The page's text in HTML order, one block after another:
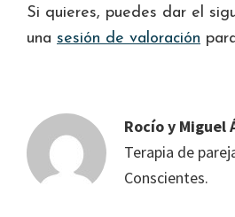
Si quieres, puedes dar el
una sesión de valoración
Rocío y Miguel
Terapia de
Conscientes.